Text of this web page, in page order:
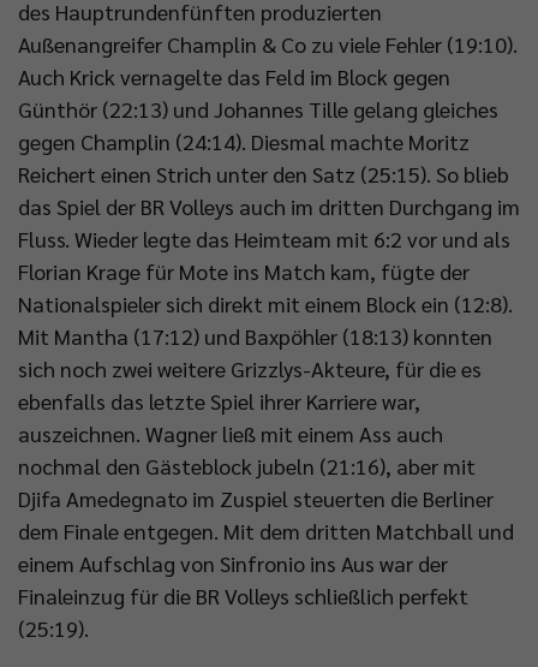
des Hauptrundenfünften produzierten
Außenangreifer Champlin & Co zu viele Fehler (19:10).
Auch Krick vernagelte das Feld im Block gegen
Günthör (22:13) und Johannes Tille gelang gleiches
gegen Champlin (24:14). Diesmal machte Moritz
Reichert einen Strich unter den Satz (25:15). So blieb
das Spiel der BR Volleys auch im dritten Durchgang im
Fluss. Wieder legte das Heimteam mit 6:2 vor und als
Florian Krage für Mote ins Match kam, fügte der
Nationalspieler sich direkt mit einem Block ein (12:8).
Mit Mantha (17:12) und Baxpöhler (18:13) konnten
sich noch zwei weitere Grizzlys-Akteure, für die es
ebenfalls das letzte Spiel ihrer Karriere war,
auszeichnen. Wagner ließ mit einem Ass auch
nochmal den Gästeblock jubeln (21:16), aber mit
Djifa Amedegnato im Zuspiel steuerten die Berliner
dem Finale entgegen. Mit dem dritten Matchball und
einem Aufschlag von Sinfronio ins Aus war der
Finaleinzug für die BR Volleys schließlich perfekt
(25:19).